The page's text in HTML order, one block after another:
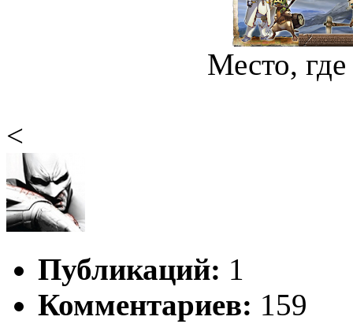
Место,
<
Публикаций: 1
Комментариев: 159